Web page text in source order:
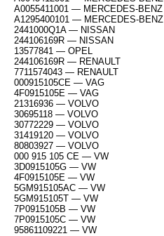
A0055411001 — MERCEDES-BENZ
A1295400101 — MERCEDES-BENZ
2441000Q1A — NISSAN
244106169R — NISSAN
13577841 — OPEL
244106169R — RENAULT
7711574043 — RENAULT
000915105CE — VAG
4F0915105E — VAG
21316936 — VOLVO
30695118 — VOLVO
30772229 — VOLVO
31419120 — VOLVO
80803927 — VOLVO
000 915 105 CE — VW
3D0915105G — VW
4F0915105E — VW
5GM915105AC — VW
5GM915105T — VW
7P0915105B — VW
7P0915105C — VW
95861109221 — VW